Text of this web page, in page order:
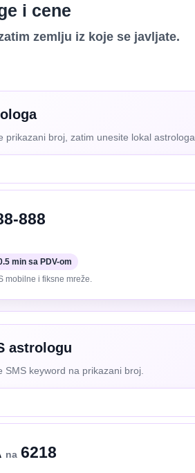
i cene
zemlju iz koje se javljate.
prikazani broj, zatim unesite lokal astrologa.
888
min sa PDV-om
mobilne i fiksne mreže.
astrologu
SMS keyword na prikazani broj.
na 6218